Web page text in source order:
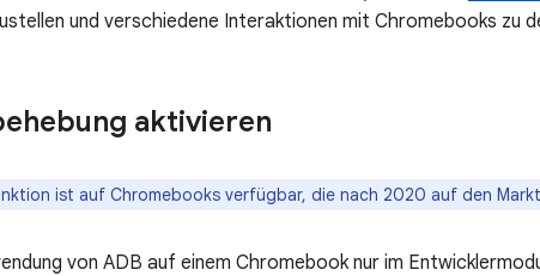
und verschiedene Interaktionen mit Chromebooks zu
aktivieren
ist auf Chromebooks verfügbar, die nach 2020 auf den
von ADB auf einem Chromebook nur im